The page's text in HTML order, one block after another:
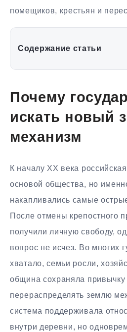
помещиков, крестьян и
Содержание статьи
Почему
искать новый
механизм
К началу XX века
основой общества, но
накапливались самые
После отмены крепостного
получили личную свободу,
вопрос не исчез. Во многих
хватало, семьи росли,
община сохраняла привычку
перераспределять землю
система поддерживала
внутри деревни, но